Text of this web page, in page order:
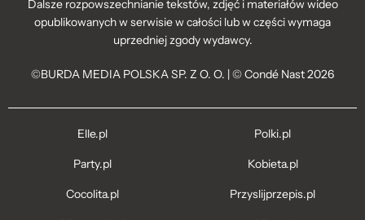
Dalsze rozpowszechnianie tekstów, zdjęć i materiałów wideo
opublikowanych w serwisie w całości lub w części wymaga
uprzedniej zgody wydawcy.
©BURDA MEDIA POLSKA SP. Z O. O. | © Condé Nast 2026
Elle.pl
Party.pl
Cocolita.pl
Polki.pl
Kobieta.pl
Przyslijprzepis.pl